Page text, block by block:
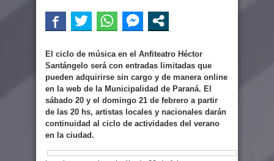
El ciclo de música en el Anfiteatro Héctor
Santángelo será con entradas limitadas que
pueden adquirirse sin cargo y de manera online
en la web de la Municipalidad de Paraná. El
sábado 20 y el domingo 21 de febrero a partir
de las 20 hs, artistas locales y nacionales darán
continuidad al ciclo de actividades del verano
en la ciudad.